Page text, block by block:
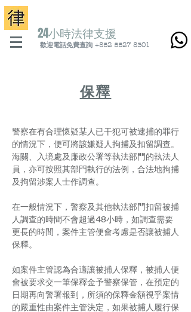
24小時法律支援
歡迎電話免費查詢 +852 5527 8301
​保釋
警察在有合理懷疑某人已干犯可被逮捕的罪行
的情況下，便可將該嫌疑人拘捕及扣留調查。
海關、入境處及廉政公署等執法部門的執法人
員，亦可按照其部門執行的法例，合法地拘捕
及拘留涉案人士作調查。
在一般情況下，警察及其他執法部門扣留被捕
人調查的時間不會超過48小時，如調查需要
更長的時間，案件主管便會考慮是否讓被捕人
保釋。
如案件主管認為合適讓被捕人保釋，被捕人便
會被要求交一筆保釋金予警察保管，在預定的
日期再向警署報到，所須的保釋金額視乎案情
的嚴重性由案件主管決定，如果被捕人履行保